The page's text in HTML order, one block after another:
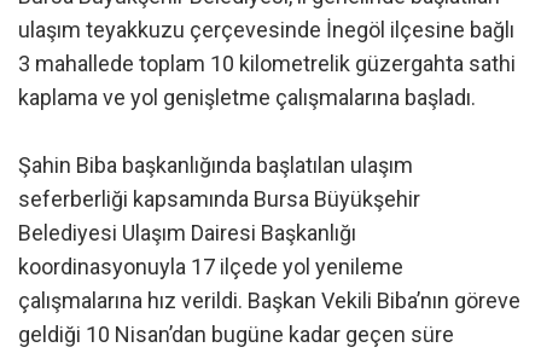
ulaşım teyakkuzu çerçevesinde İnegöl ilçesine bağlı
3 mahallede toplam 10 kilometrelik güzergahta sathi
kaplama ve yol genişletme çalışmalarına başladı.
Şahin Biba başkanlığında başlatılan ulaşım
seferberliği kapsamında Bursa Büyükşehir
Belediyesi Ulaşım Dairesi Başkanlığı
koordinasyonuyla 17 ilçede yol yenileme
çalışmalarına hız verildi. Başkan Vekili Biba’nın göreve
geldiği 10 Nisan’dan bugüne kadar geçen süre